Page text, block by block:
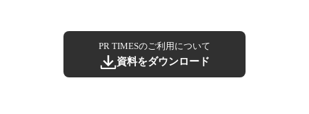
PR TIMESのご利用について
資料をダウンロード